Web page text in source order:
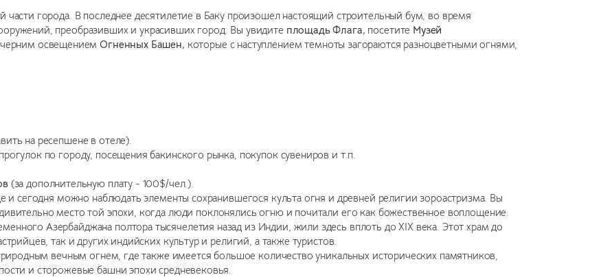
части города. В последнее десятилетие в Баку произошел настоящий строительный бум, во время
преобразивших и украсивших город. Вы увидите площадь Флага, посетите Музей
освещениемОгненных Башен, которые с наступлением темноты загораются разноцветными огнями,
на ресепшене в отеле).
по городу, посещения бакинского рынка, покупок сувениров и т.п.
(за дополнительную плату - 100$/чел.).
сегодня можно наблюдать элементы сохранившегося культа огня и древней религии зороастризма. Вы
место той эпохи, когда люди поклонялись огню и почитали его как божественное воплощение.
Азербайджана полтора тысячелетия назад из Индии, жили здесь вплоть до XIX века. Этот храм до
так и других индийских культур и религий, а также туристов.
вечным огнем, где также имеется большое количество уникальных исторических памятников,
и сторожевые башни эпохи средневековья.